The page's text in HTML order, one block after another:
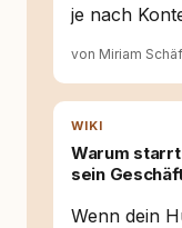
für ein
je nach
von Miriam
WIKI
Warum starrt
sein
Wenn dein